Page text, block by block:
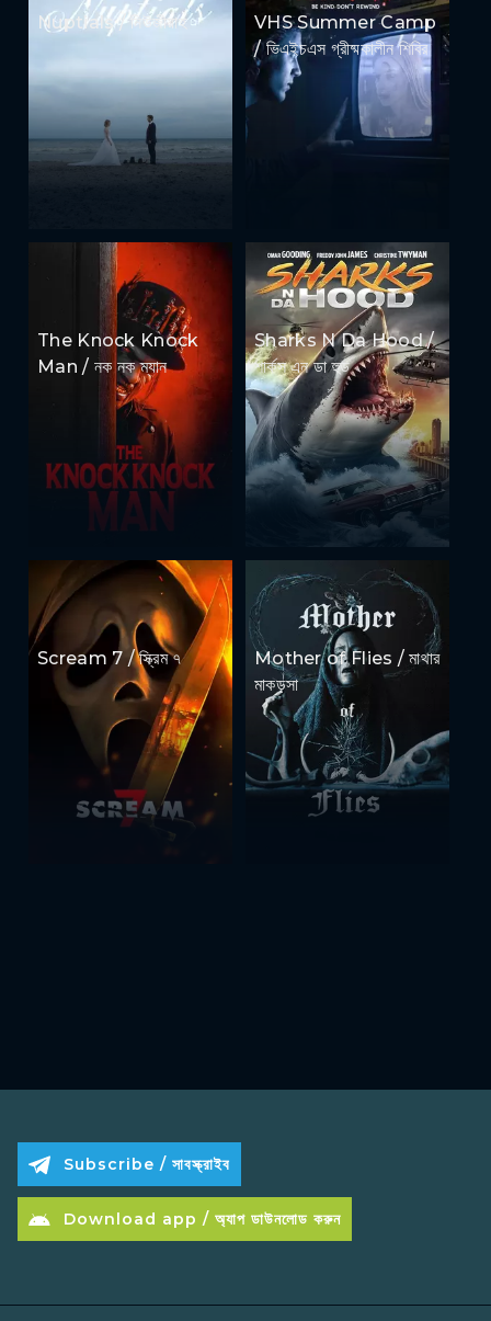
Nuptials / নিউজীয়াহ
VHS Summer Camp
/ ভিএইচএস গ্রীষ্মকালীন শিবির
The Knock Knock
Man / নক নক ম্যান
Sharks N Da Hood /
শার্কস এন ডা হুড
Scream 7 / স্ক্রিম ৭
Mother of Flies / মাথার
মাকড়সা
Subscribe / সাবস্ক্রাইব
Download app / অ্যাপ ডাউনলোড করুন